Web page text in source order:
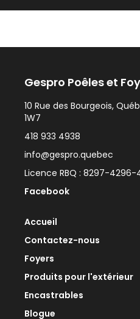
Gespro Poêles et
10 Rue des Bourgeois,
1W7
418 933 4938
info@gespro.quebec
Licence RBQ : 8297-4296-
Facebook
Accueil
Contactez-nous
Foyers
Produits pour l'extérieur
Encastrables
Blogue